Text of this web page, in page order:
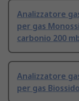
Analizzatore
per gas
carbonio 200
Analizzatore
per gas